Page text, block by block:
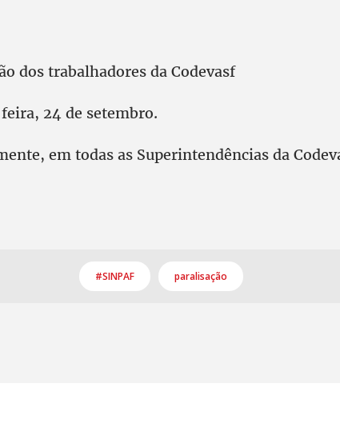
dos trabalhadores da Codevasf
24 de setembro.
em todas as Superintendências da
#SINPAF paralisação